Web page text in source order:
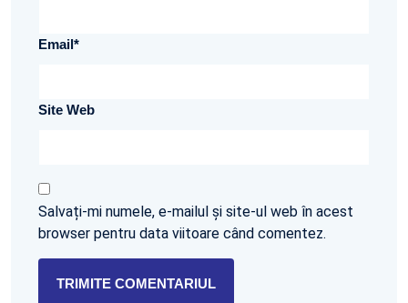
Email*
Site Web
Salvați-mi numele, e-mailul și site-ul web în acest
browser pentru data viitoare când comentez.